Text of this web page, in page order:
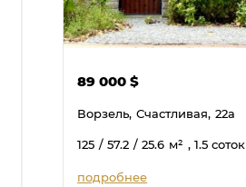
89 000$
Ворзель, Счастливая, 22а
125 / 57.2 / 25.6 м² , 1.5 соток
подробнее